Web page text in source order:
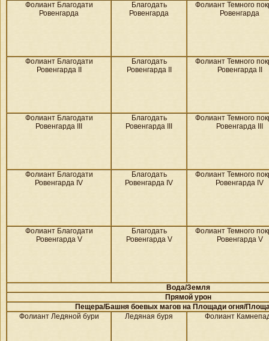
Фолиант Благодати
Ровенгарда
Благодать
Ровенгарда
Фолиант Темного
Ровенгарда
Фолиант Благодати
Ровенгарда II
Благодать
Ровенгарда II
Фолиант Темного
Ровенгарда II
Фолиант Благодати
Ровенгарда III
Благодать
Ровенгарда III
Фолиант Темного
Ровенгарда III
Фолиант Благодати
Ровенгарда IV
Благодать
Ровенгарда IV
Фолиант Темного
Ровенгарда IV
Фолиант Благодати
Ровенгарда V
Благодать
Ровенгарда V
Фолиант Темного
Ровенгарда V
Вода/Земля
Прямой урон
Пещера/Башня боевых магов на Площади огня/
Фолиант Ледяной бури
Ледяная буря Фолиант